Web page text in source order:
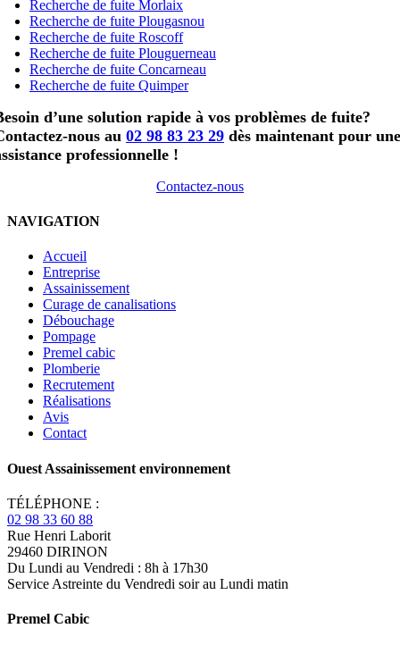
Recherche de fuite Morlaix
Recherche de fuite Plougasnou
Recherche de fuite Roscoff
Recherche de fuite Plouguerneau
Recherche de fuite Concarneau
Recherche de fuite Quimper
d’une solution rapide à vos problèmes de fuite?
nous au 02 98 83 23 29 dès maintenant pour une
professionnelle !
Contactez-nous
NAVIGATION
Accueil
Entreprise
Assainissement
Curage de canalisations
Débouchage
Pompage
Premel cabic
Plomberie
Recrutement
Réalisations
Avis
Contact
Ouest Assainissement environnement
TÉLÉPHONE :
02 98 33 60 88
Rue Henri Laborit
29460 DIRINON
Du Lundi au Vendredi : 8h à 17h30
Service Astreinte du Vendredi soir au Lundi matin
Premel Cabic